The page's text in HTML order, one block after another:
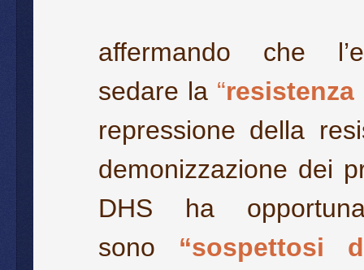
affermando che
sedare la “
repressione della
demonizzazione dei
DHS ha
sono “sospettosi